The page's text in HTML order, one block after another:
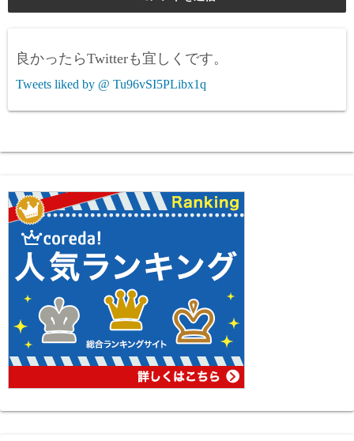
良かったらTwitterも宜しくです。
Tweets liked by @ Tu96vSI5PLibx1q